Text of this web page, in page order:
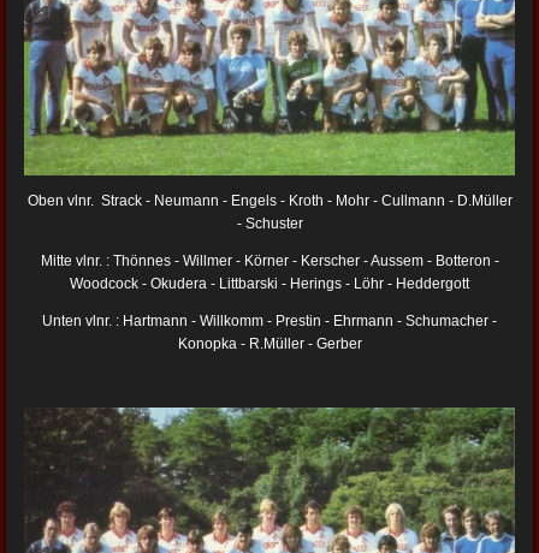
Oben vlnr. Strack - Neumann - Engels - Kroth - Mohr - Cullmann - D.Müller
- Schuster
Mitte vlnr. : Thönnes - Willmer - Körner - Kerscher - Aussem - Botteron -
Woodcock - Okudera - Littbarski - Herings - Löhr - Heddergott
Unten vlnr. : Hartmann - Willkomm - Prestin - Ehrmann - Schumacher -
Konopka - R.Müller - Gerber